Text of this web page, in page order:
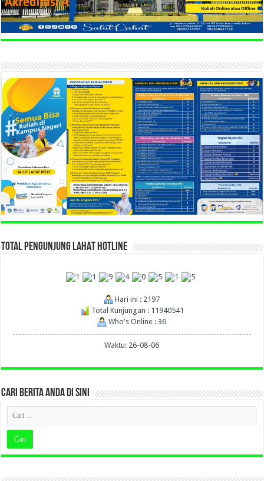
TOTAL PENGUNJUNG LAHAT HOTLINE
Hari ini : 2197
Total Kunjungan : 11940541
Who's Online : 36
Waktu: 26-08-06
CARI BERITA ANDA DI SINI